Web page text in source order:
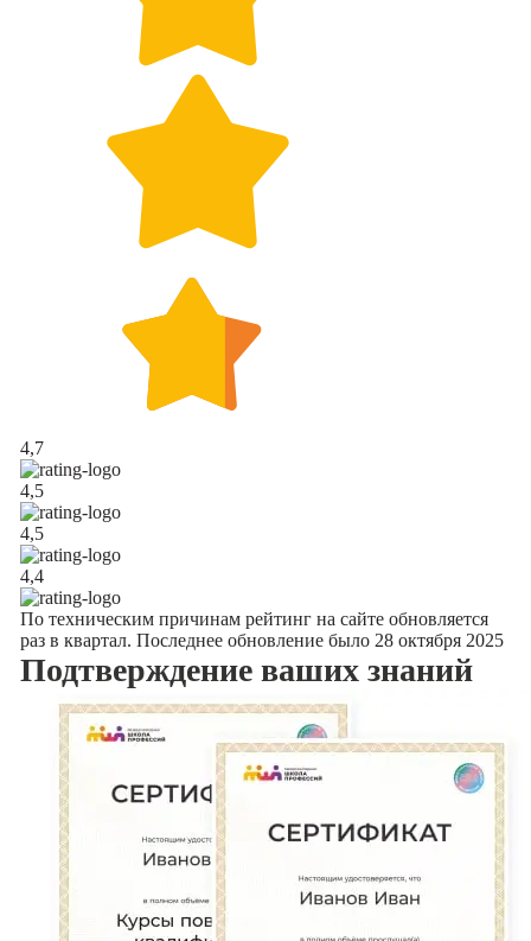
4,7
4,5
4,5
4,4
По техническим причинам рейтинг на сайте обновляется
раз в квартал. Последнее обновление было 28 октября 2025
Подтверждение ваших знаний